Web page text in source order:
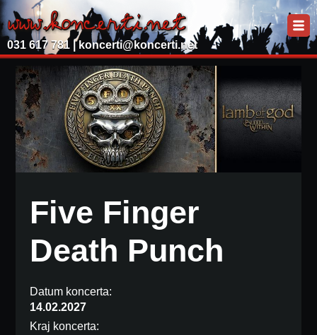
031 617 781 | koncerti@koncerti.net
Five Finger
Death Punch
Datum koncerta:
14.02.2027
Kraj koncerta: